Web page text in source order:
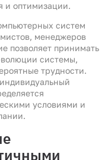
и оптимизации.
систем
менеджеров
позволяет принимать
системы,
трудности.
условиями и